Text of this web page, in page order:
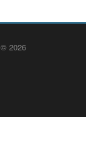
© 2026